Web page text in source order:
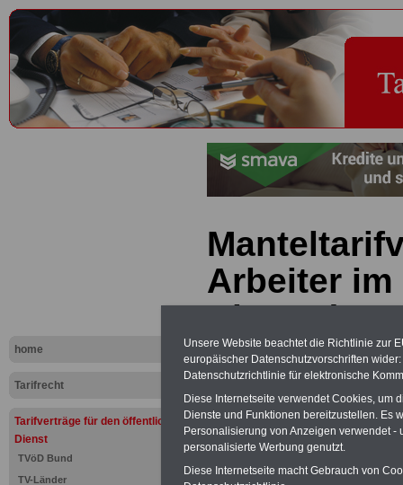
home
Tarifrecht
Tarifverträge für den öffentlichen
Dienst
TVöD Bund
TV-Länder
Arbeiter
Dienst
Beihilfen
PDF-SERVICE
Für nur 15 Euro (inkl. MwSt.)
können Sie mehr als zehn
Unsere Website beachtet die Richtlinie zur
europäischer Datenschutzvorschriften
Datenschutzrichtlinie für elektronische
Diese Internetseite verwendet Cookies, um
Dienste und Funktionen bereitzustellen. Es
Personalisierung von Anzeigen verwendet
personalisierte Werbung genutzt.
Diese Internetseite macht Gebrauch von